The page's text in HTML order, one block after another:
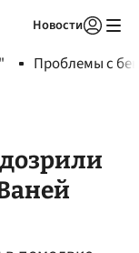
Новости
Проблемы с